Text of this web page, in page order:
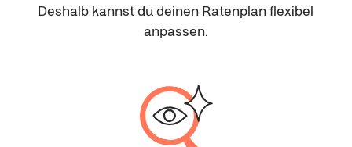
Deshalb kannst du deinen Ratenplan flexibel
anpassen.